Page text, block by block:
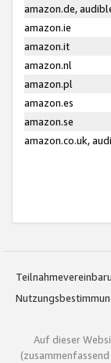
amazon.de,
amazon.ie
amazon.it
amazon.nl
amazon.pl
amazon.es
amazon.se
amazon.co.uk,
Auf dieser